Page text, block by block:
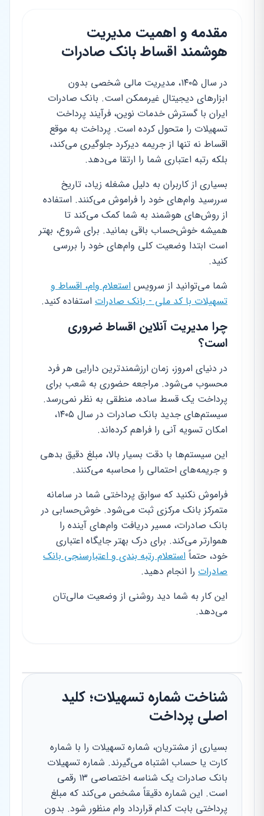
مقدمه و اهمیت مدیریت
هوشمند اقساط بانک صادرات
در سال ۱۴۰۵، مدیریت مالی شخصی بدون
ابزارهای دیجیتال غیرممکن است. بانک صادرات
ایران با گسترش خدمات نوین، فرآیند پرداخت
تسهیلات را متحول کرده است. پرداخت به موقع
اقساط نه تنها از جریمه دیرکرد جلوگیری می‌کند،
بلکه رتبه اعتباری شما را ارتقا می‌دهد.
بسیاری از کاربران به دلیل مشغله زیاد، تاریخ
سررسید وام‌های خود را فراموش می‌کنند. استفاده
از روش‌های هوشمند به شما کمک می‌کند تا
همیشه خوش‌حساب باقی بمانید. برای شروع، بهتر
است ابتدا وضعیت کلی وام‌های خود را بررسی
کنید.
شما می‌توانید از سرویس استعلام وام، اقساط و
تسهیلات با کد ملی - بانک صادرات استفاده کنید.
چرا مدیریت آنلاین اقساط ضروری
است؟
در دنیای امروز، زمان ارزشمندترین دارایی هر فرد
محسوب می‌شود. مراجعه حضوری به شعب برای
پرداخت یک قسط ساده، منطقی به نظر نمی‌رسد.
سیستم‌های جدید بانک صادرات در سال ۱۴۰۵،
امکان تسویه آنی را فراهم کرده‌اند.
این سیستم‌ها با دقت بسیار بالا، مبلغ دقیق بدهی
و جریمه‌های احتمالی را محاسبه می‌کنند.
فراموش نکنید که سوابق پرداختی شما در سامانه
متمرکز بانک مرکزی ثبت می‌شود. خوش‌حسابی در
بانک صادرات، مسیر دریافت وام‌های آینده را
هموارتر می‌کند. برای درک بهتر جایگاه اعتباری
خود، حتماً استعلام رتبه بندی و اعتبارسنجی بانک
صادرات را انجام دهید.
این کار به شما دید روشنی از وضعیت مالی‌تان
می‌دهد.
شناخت شماره تسهیلات؛ کلید
اصلی پرداخت
بسیاری از مشتریان، شماره تسهیلات را با شماره
کارت یا حساب اشتباه می‌گیرند. شماره تسهیلات
بانک صادرات یک شناسه اختصاصی ۱۳ رقمی
است. این شماره دقیقاً مشخص می‌کند که مبلغ
پرداختی بابت کدام قرارداد وام منظور شود. بدون